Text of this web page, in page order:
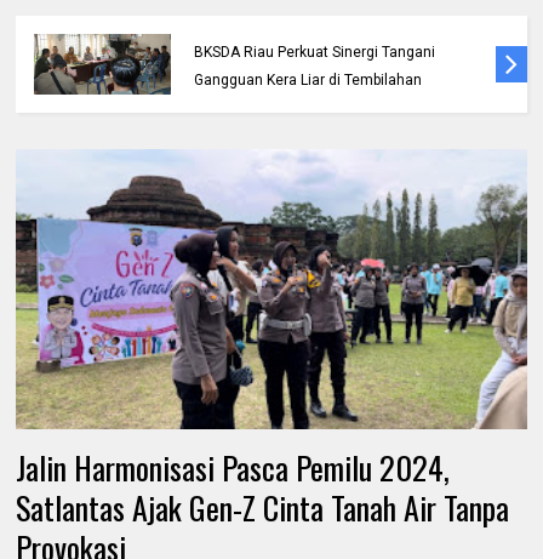
BKSDA Riau Perkuat Sinergi Tangani
Gangguan Kera Liar di Tembilahan
Jalin Harmonisasi Pasca Pemilu 2024,
Satlantas Ajak Gen-Z Cinta Tanah Air Tanpa
Provokasi